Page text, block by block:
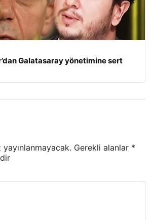
Galatasaray yönetimine sert
Gerekli alanlar *